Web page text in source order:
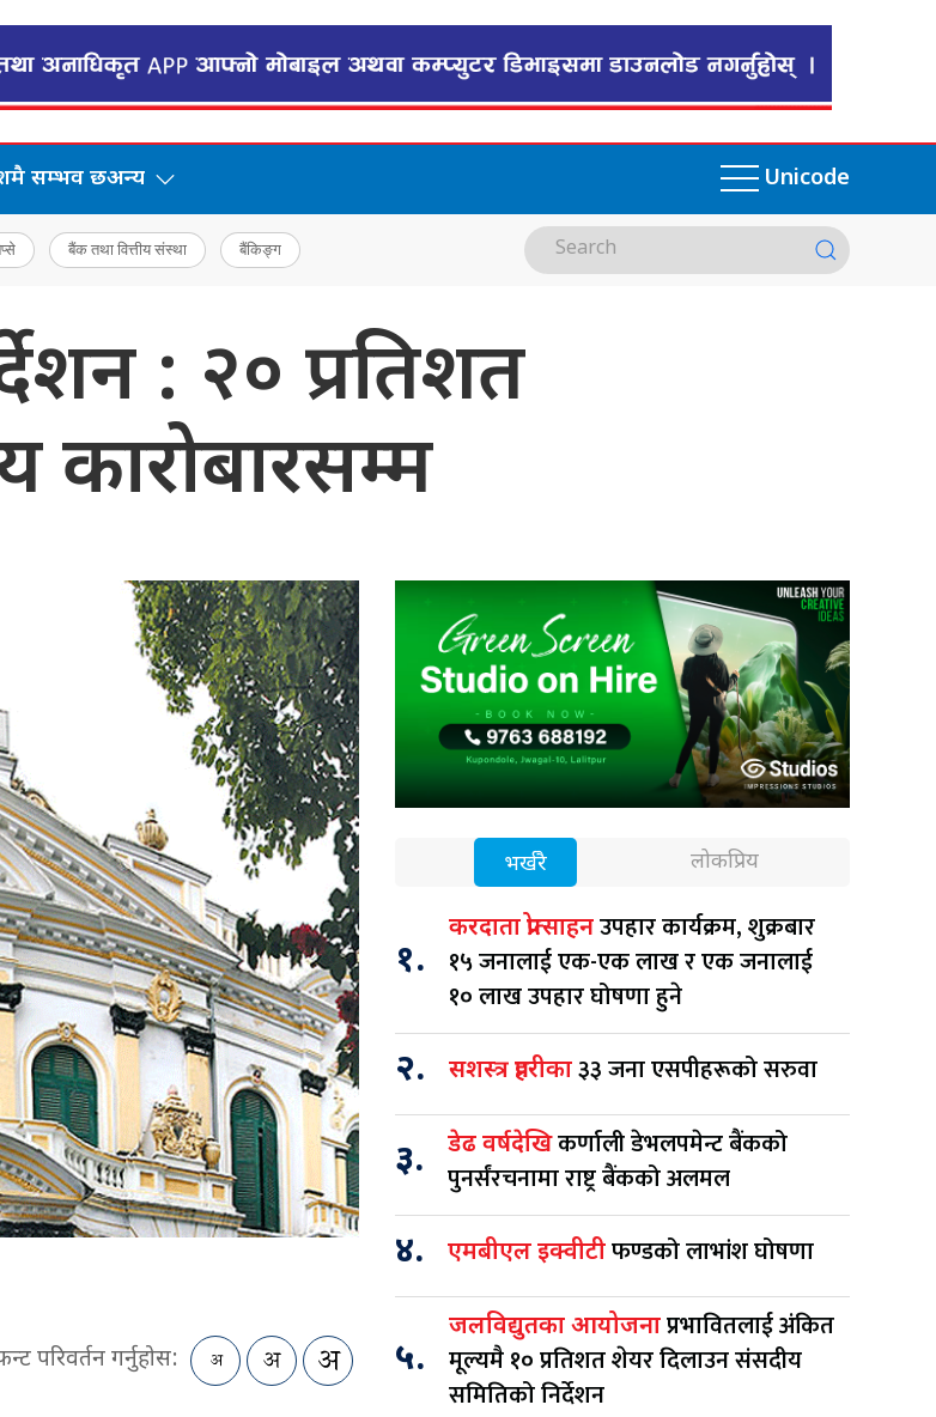
सम्भव छअन्य Unicode
बैंक तथा वित्तीय संस्था बैंकिङ्ग
: २० प्रतिशत
कारोबारसम्म
परिवर्तन गर्नुहोस:
भर्खरै लोकप्रिय
१.
करदाता प्रोत्साहनउपहार कार्यक्रम, शुक्रबार
१५ जनालाई एक-एक लाख र एक जनालाई
१० लाख उपहार घोषणा हुने
२. सशस्त्र प्रहरीका३३ जना एसपीहरूको सरुवा
३. डेढ वर्षदेखिकर्णाली डेभलपमेन्ट बैंकको
पुनर्संरचनामा राष्ट्र बैंकको अलमल
४. एमबीएल इक्वीटीफण्डको लाभांश घोषणा
५.
जलविद्युतका आयोजनाप्रभावितलाई अंकित
मूल्यमै १० प्रतिशत शेयर दिलाउन संसदीय
समितिको निर्देशन